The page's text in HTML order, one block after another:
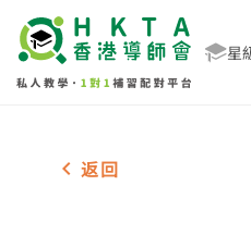
星
女-1名 初級,日語，沙
返回